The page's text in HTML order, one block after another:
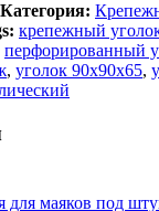
Категория:
крепежный
перфорированный
, уголок 90х90х65,